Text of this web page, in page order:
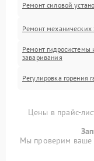
Ремонт силовой
Ремонт механических
Ремонт гидросистемы
заваривания
Регулировка горения
Цены в прайс-
Мы проверим ваше